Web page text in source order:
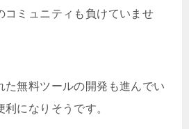
コミュニティも負けていませ
た無料ツールの開発も進んでい
になりそうです。